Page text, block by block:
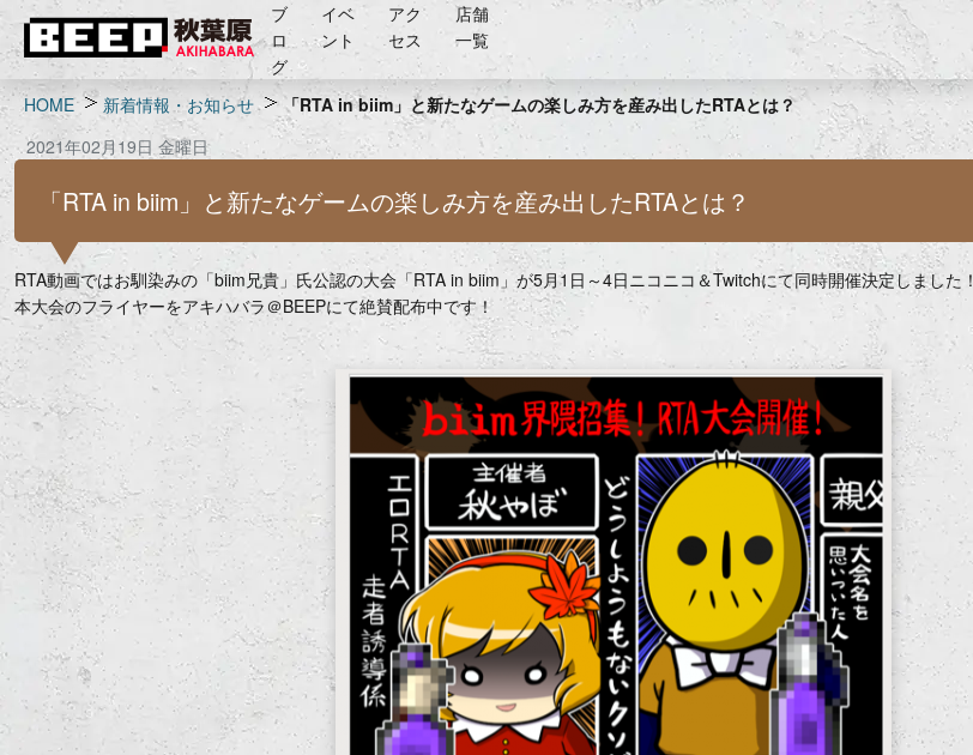
ブ
ロ
グ
イベ
ント
アク
セス
店舗
一覧
HOME 新着情報・お知らせ
「RTA in biim」と新たなゲームの楽しみ方を産み出したRTAとは？
2021年02月19日 金曜日
「RTA in biim」と新たなゲームの楽しみ方を産み出したRTAとは？
RTA動画ではお馴染みの「biim兄貴」氏公認の大会「RTA in biim」が5月1日～4日ニコニコ＆Twitchにて同時開催決定しました！
本大会のフライヤーをアキハバラ＠BEEPにて絶賛配布中です！